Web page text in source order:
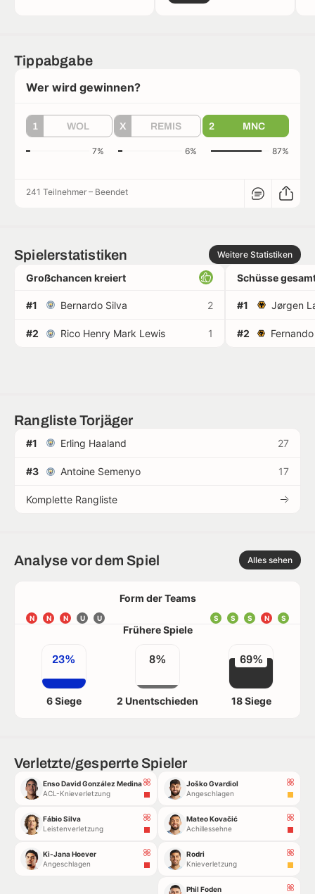
Tippabgabe
Wer wird gewinnen?
1 WOL X REMIS 2 MNC
7% 6% 87%
241 Teilnehmer – Beendet
Spielerstatistiken Weitere Statistiken
Großchancen kreiert
#1 Bernardo Silva 2
#2 Rico Henry Mark Lewis 1
Schüsse
#1 Jørgen
#2
Rangliste Torjäger
#1 Erling Haaland 27
#3 Antoine Semenyo 17
Komplette Rangliste
Analyse vor dem Spiel Alles sehen
Form der Teams
N N N U U S
N
S
S
S
Frühere Spiele
23%
6 Siege
8%
2 Unentschieden
69%
18 Siege
Verletzte/gesperrte Spieler
Enso David González Medina
ACL-Knieverletzung
Fábio Silva
Leistenverletzung
Ki-Jana Hoever
Angeschlagen
Joško Gvardiol
Angeschlagen
Mateo Kovačić
Achillessehne
Rodri
Knieverletzung
Phil Foden